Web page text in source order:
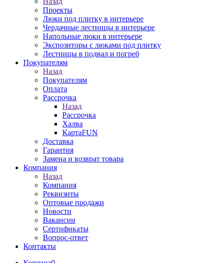
Проекты
Люки под плитку в интерьере
Чердачные лестницы в интерьере
Напольные люки в интерьере
Экспозиторы с люками под плитку
Лестницы в подвал и погреб
Покупателям
Назад
Покупателям
Оплата
Рассрочка
Назад
Рассрочка
Халва
КартаFUN
Доставка
Гарантия
Замена и возврат товара
Компания
Назад
Компания
Реквизиты
Оптовые продажи
Новости
Вакансии
Сертификаты
Вопрос-ответ
Контакты